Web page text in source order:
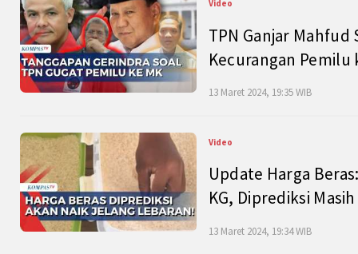
Video
TPN Ganjar Mahfud
Kecurangan Pemilu
13 Maret 2024, 19:35 WIB
Video
Update Harga
KG, Diprediksi
13 Maret 2024, 19:34 WIB